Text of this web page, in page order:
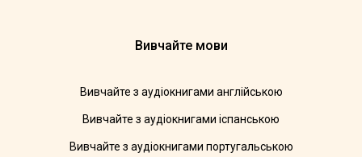
Вивчайте мови
Вивчайте з аудіокнигами англійською
Вивчайте з аудіокнигами іспанською
Вивчайте з аудіокнигами португальською